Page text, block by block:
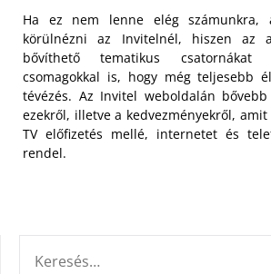
Ha ez nem lenne elég számunkra,
körülnézni az Invitelnél, hiszen az
bővíthető tematikus csatornákat
csomagokkal is, hogy még teljesebb
tévézés. Az Invitel weboldalán
ezekről, illetve a kedvezményekről,
TV előfizetés mellé, internetet és
rendel.